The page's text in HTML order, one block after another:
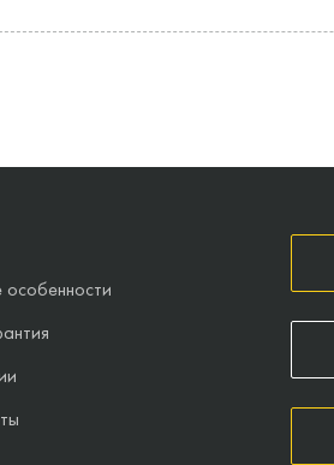
особенности